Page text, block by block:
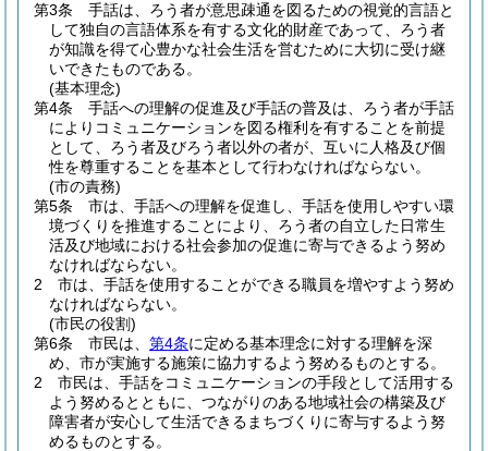
第3条
手話は、ろう者が意思疎通を図るための視覚的言語と
して独自の言語体系を有する文化的財産であって、ろう者
が知識を得て心豊かな社会生活を営むために大切に受け継
いできたものである。
(基本理念)
第4条
手話への理解の促進及び手話の普及は、ろう者が手話
によりコミュニケーションを図る権利を有することを前提
として、ろう者及びろう者以外の者が、互いに人格及び個
性を尊重することを基本として行わなければならない。
(市の責務)
第5条
市は、手話への理解を促進し、手話を使用しやすい環
境づくりを推進することにより、ろう者の自立した日常生
活及び地域における社会参加の促進に寄与できるよう努め
なければならない。
2
市は、手話を使用することができる職員を増やすよう努め
なければならない。
(市民の役割)
第6条
市民は、 第4条に定める基本理念に対する理解を深
め、市が実施する施策に協力するよう努めるものとする。
2
市民は、手話をコミュニケーションの手段として活用する
よう努めるとともに、つながりのある地域社会の構築及び
障害者が安心して生活できるまちづくりに寄与するよう努
めるものとする。